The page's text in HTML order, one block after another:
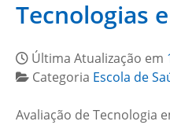
Tecnologias
Última Atualização em
Categoria Escola de
Avaliação de Tecnologia